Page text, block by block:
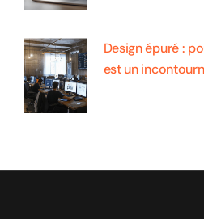
Design épuré :
est un